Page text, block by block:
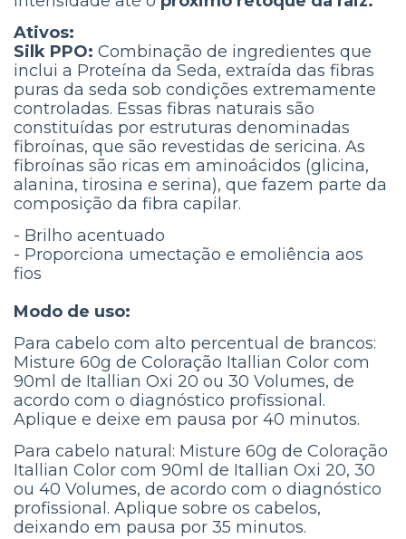
Ativos:
Silk PPO: Combinação de ingredientes que
inclui a Proteína da Seda, extraída das fibras
puras da seda sob condições extremamente
controladas. Essas fibras naturais são
constituídas por estruturas denominadas
fibroínas, que são revestidas de sericina. As
fibroínas são ricas em aminoácidos (glicina,
alanina, tirosina e serina), que fazem parte da
composição da fibra capilar.
- Brilho acentuado
- Proporciona umectação e emoliência aos
fios
Modo de uso:
Para cabelo com alto percentual de brancos:
Misture 60g de Coloração Itallian Color com
90ml de Itallian Oxi 20 ou 30 Volumes, de
acordo com o diagnóstico profissional.
Aplique e deixe em pausa por 40 minutos.
Para cabelo natural: Misture 60g de Coloração
Itallian Color com 90ml de Itallian Oxi 20, 30
ou 40 Volumes, de acordo com o diagnóstico
profissional. Aplique sobre os cabelos,
deixando em pausa por 35 minutos.